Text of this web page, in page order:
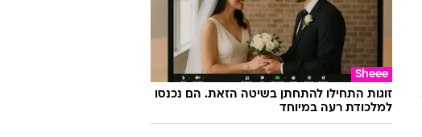
Sheee
זוגות התחילו להתחתן בשיטה הזאת. הם נכנסו
למלכודת רעה במיוחד